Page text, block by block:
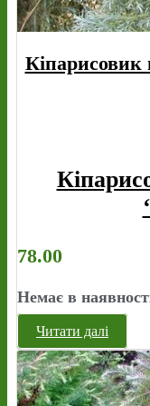
Кіпарисовик
78.00
Немає в
Читати далі